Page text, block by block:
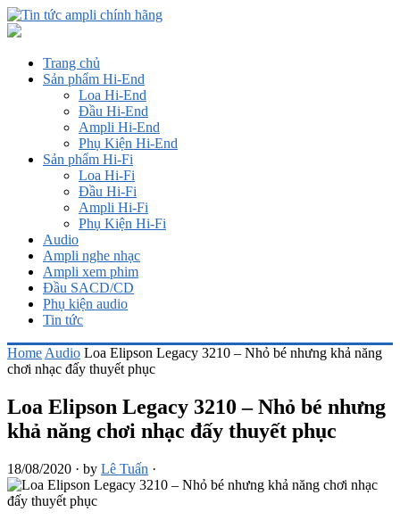
Trang chủ
Sản phẩm Hi-End
Loa Hi-End
Đầu Hi-End
Ampli Hi-End
Phụ Kiện Hi-End
Sản phẩm Hi-Fi
Loa Hi-Fi
Đầu Hi-Fi
Ampli Hi-Fi
Phụ Kiện Hi-Fi
Audio
Ampli nghe nhạc
Ampli xem phim
Đầu SACD/CD
Phụ kiện audio
Tin tức
Home Audio Loa Elipson Legacy 3210 – Nhỏ bé nhưng khả năng
chơi nhạc đấy thuyết phục
Loa Elipson Legacy 3210 – Nhỏ bé nhưng
khả năng chơi nhạc đấy thuyết phục
18/08/2020 · by Lê Tuấn ·